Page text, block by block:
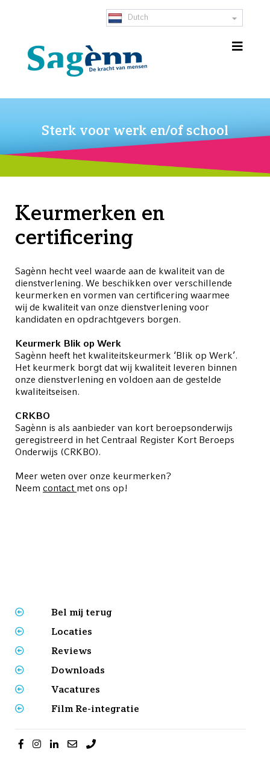
Dutch
Sterk voor werk en/of school
Keurmerken en
certificering
Sagènn hecht veel waarde aan de kwaliteit van de
dienstverlening. We beschikken over verschillende
keurmerken en vormen van certificering waarmee
wij de kwaliteit van onze dienstverlening voor
kandidaten en opdrachtgevers borgen.
Keurmerk Blik op Werk
Sagènn heeft het kwaliteitskeurmerk ‘Blik op Werk’.
Het keurmerk borgt dat wij kwaliteit leveren binnen
onze dienstverlening en voldoen aan de gestelde
kwaliteitseisen.
CRKBO
Sagènn is als aanbieder van kort beroepsonderwijs
geregistreerd in het Centraal Register Kort Beroeps
Onderwijs (CRKBO).
Meer weten over onze keurmerken?
Neem contact met ons op!
Bel mij terug
Locaties
Reviews
Downloads
Vacatures
Film Re-integratie